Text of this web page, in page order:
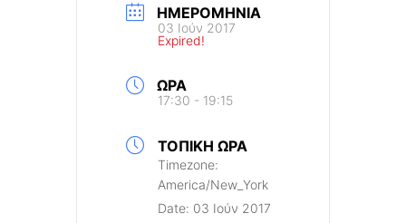
ΗΜΕΡΟΜΗΝΊΑ
03 Ιούν 2017
Expired!
ΏΡΑ
17:30 - 19:15
ΤΟΠΙΚΉ ΏΡΑ
Timezone:
America/New_York
Date: 03 Ιούν 2017